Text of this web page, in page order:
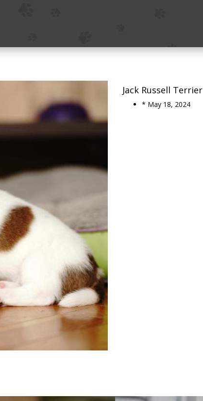
Jack Russell Terrier
* May 18, 2024